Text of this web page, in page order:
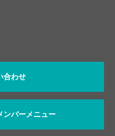
合わせ
ンバーメニュー